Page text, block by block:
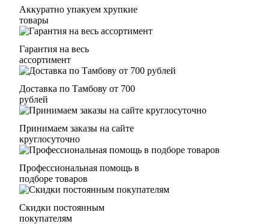
Аккуратно упакуем хрупкие
товары
Гарантия на весь
ассортимент
Доставка по Тамбову от 700
рублей
Принимаем заказы на сайте
круглосуточно
Профессиональная помощь в
подборе товаров
Скидки постоянным
покупателям